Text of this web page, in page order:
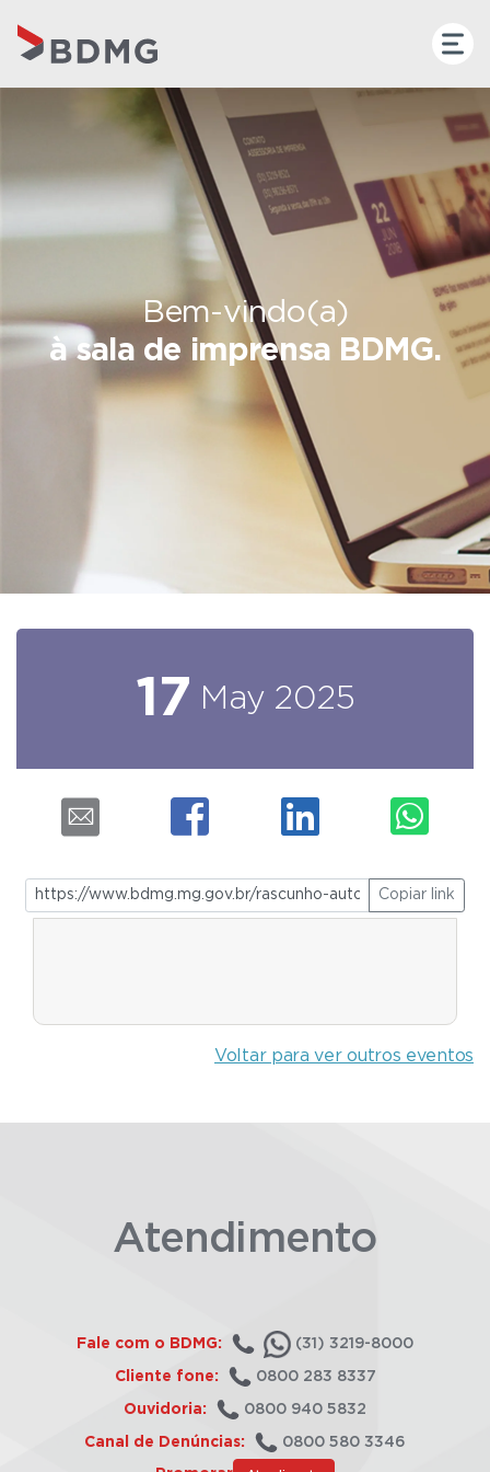
Bem-vindo(a)
à sala de imprensa BDMG.
17 May 2025
Copiar link
Voltar para ver outros eventos
Atendimento
Fale com o BDMG: (31) 3219-8000
Cliente fone: 0800 283 8337
Ouvidoria: 0800 940 5832
Canal de Denúncias: 0800 580 3346